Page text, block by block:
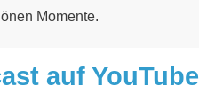
Momente.
auf YouTube